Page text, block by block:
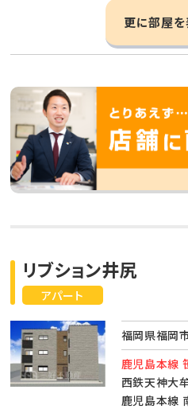
更に部屋
アパート
リブション井尻
福岡県福岡
鹿児島本線
西鉄天神大
鹿児島本線